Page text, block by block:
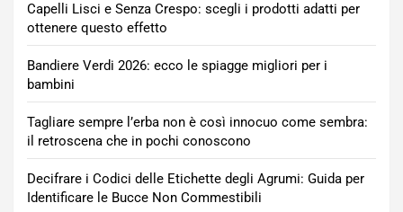
Capelli Lisci e Senza Crespo: scegli i prodotti adatti per
ottenere questo effetto
Bandiere Verdi 2026: ecco le spiagge migliori per i
bambini
Tagliare sempre l’erba non è così innocuo come sembra:
il retroscena che in pochi conoscono
Decifrare i Codici delle Etichette degli Agrumi: Guida per
Identificare le Bucce Non Commestibili